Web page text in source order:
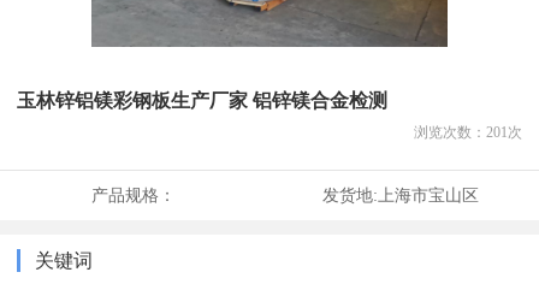
玉林锌铝镁彩钢板生产厂家 铝锌镁合金检测
浏览次数： 201次
产品规格： 发货地: 上海市宝山区
关键词